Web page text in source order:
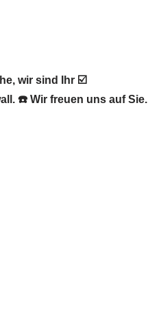
wir sind Ihr ☑️
☎️ Wir freuen uns auf Sie.